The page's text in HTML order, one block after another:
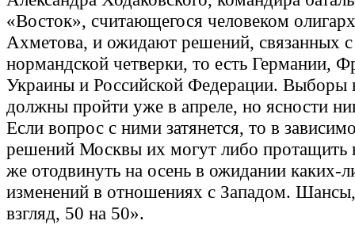
«Восток», считающегося человеком
Ахметова, и ожидают решений, связанных с
нормандской четверки, то есть Германии,
Украины и Российской Федерации.
должны пройти уже в апреле, но ясности
Если вопрос с ними затянется, то в
решений Москвы их могут либо протащить
же отодвинуть на осень в ожидании каких-
изменений в отношениях с Западом.
взгляд, 50 на 50».